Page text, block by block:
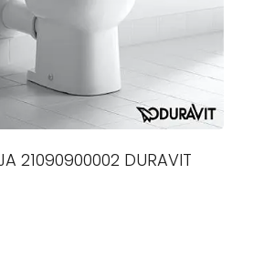
21090900002 DURAVIT